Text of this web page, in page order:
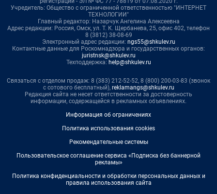
Учредитель: Общество с ограниченной ответственностью "ИНТЕРНЕТ
ТЕХНОЛОГИИ"
Главный редактор: Назарчук Ангелина Алексеевна
Адрес редакции: Россия, Омск, ул. Т. К. Щербанева, 25, офис 402, телефон
8 (3812) 38-08-69
Электронный адрес редакции: ngs55@shkulev.ru
Контактные данные для Роскомнадзора и государственных органов:
juristnsk@shkulev.ru
Техподдержка: help@shkulev.ru
Связаться с отделом продаж: 8 (383) 212-52-52, 8 (800) 200-03-83 (звонок
с сотового бесплатный), reklamangs@shkulev.ru
Редакция сайта не несет ответственности за достоверность
информации, содержащейся в рекламных объявлениях.
Информация об ограничениях
Политика использования cookies
Рекомендательные системы
Пользовательское соглашение сервиса «Подписка без баннерной
рекламы»
Политика конфиденциальности и обработки персональных данных и
правила использования сайта